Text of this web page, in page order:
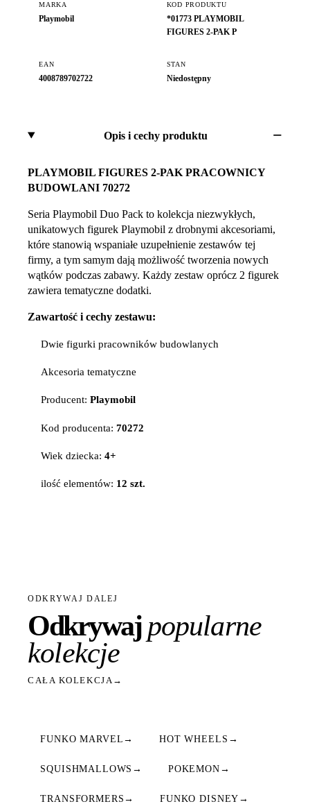
MARKA
Playmobil
KOD PRODUKTU
*01773 PLAYMOBIL
FIGURES 2-PAK P
EAN
4008789702722
STAN
Niedostępny
Opis i cechy produktu
PLAYMOBIL FIGURES 2-PAK PRACOWNICY
BUDOWLANI 70272
Seria Playmobil Duo Pack to kolekcja niezwykłych,
unikatowych figurek Playmobil z drobnymi akcesoriami,
które stanowią wspaniałe uzupełnienie zestawów tej
firmy, a tym samym dają możliwość tworzenia nowych
wątków podczas zabawy. Każdy zestaw oprócz 2 figurek
zawiera tematyczne dodatki.
Zawartość i cechy zestawu:
Dwie figurki pracowników budowlanych
Akcesoria tematyczne
Producent:Playmobil
Kod producenta:70272
Wiek dziecka:4+
ilość elementów: 12 szt.
ODKRYWAJ DALEJ
Odkrywajpopularne
kolekcje
CAŁA KOLEKCJA→
FUNKO MARVEL → HOT WHEELS →
SQUISHMALLOWS → POKEMON →
TRANSFORMERS → FUNKO DISNEY →